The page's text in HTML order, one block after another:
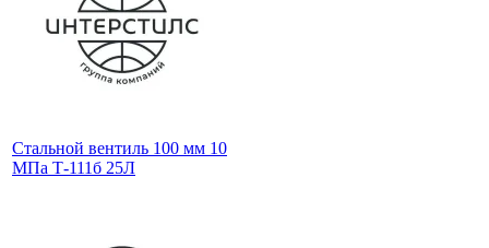
Стальной вентиль 100 мм 10
МПа Т-111б 25Л